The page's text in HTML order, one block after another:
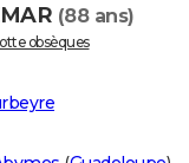
(88 ans)
obsèques